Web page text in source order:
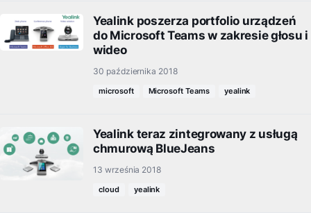
Yealink poszerza portfolio urządzeń
do Microsoft Teams w zakresie głosu i
wideo
30 października 2018
microsoft Microsoft Teams yealink
Yealink teraz zintegrowany z usługą
chmurową BlueJeans
13 września 2018
cloud yealink